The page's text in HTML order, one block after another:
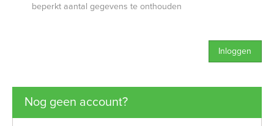
beperkt aantal gegevens te onthouden
Inloggen
Nog geen account?